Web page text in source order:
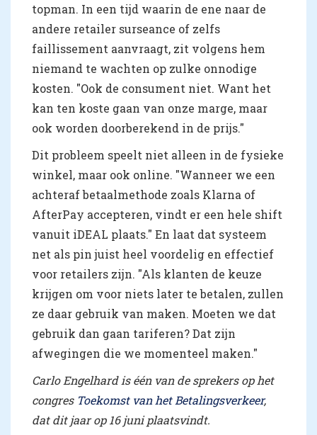
topman. In een tijd waarin de ene naar de
andere retailer surseance of zelfs
faillissement aanvraagt, zit volgens hem
niemand te wachten op zulke onnodige
kosten. "Ook de consument niet. Want het
kan ten koste gaan van onze marge, maar
ook worden doorberekend in de prijs."
Dit probleem speelt niet alleen in de fysieke
winkel, maar ook online. "Wanneer we een
achteraf betaalmethode zoals Klarna of
AfterPay accepteren, vindt er een hele shift
vanuit iDEAL plaats." En laat dat systeem
net als pin juist heel voordelig en effectief
voor retailers zijn. "Als klanten de keuze
krijgen om voor niets later te betalen, zullen
ze daar gebruik van maken. Moeten we dat
gebruik dan gaan tariferen? Dat zijn
afwegingen die we momenteel maken."
Carlo Engelhard is één van de sprekers op het
congres Toekomst van het Betalingsverkeer,
dat dit jaar op 16 juni plaatsvindt.